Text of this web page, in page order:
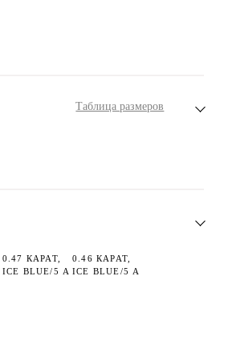
Таблица размеров
0.47 КАРАТ,
ICE BLUE/5 А
0.46 КАРАТ,
ICE BLUE/5 А